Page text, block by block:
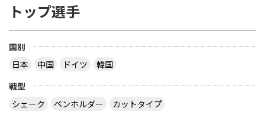
トップ選手
国別
日本
中国 ドイツ
韓国
戦型
シェーク
ペンホルダー カットタイプ